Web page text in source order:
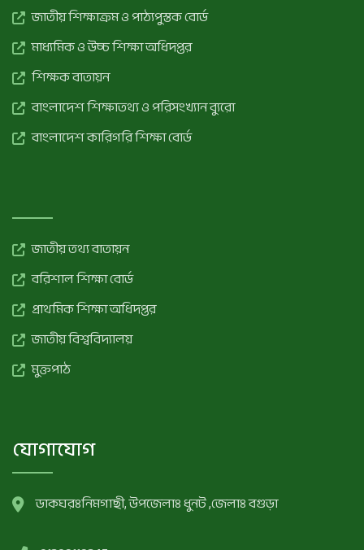
জাতীয় শিক্ষাক্রম ও পাঠ্যপুস্তক বোর্ড
মাধ্যমিক ও উচ্চ শিক্ষা অধিদপ্তর
শিক্ষক বাতায়ন
বাংলাদেশ শিক্ষাতথ্য ও পরিসংখ্যান ব্যুরো
বাংলাদেশ কারিগরি শিক্ষা বোর্ড
জাতীয় তথ্য বাতায়ন
বরিশাল শিক্ষা বোর্ড
প্রাথমিক শিক্ষা অধিদপ্তর
জাতীয় বিশ্ববিদ্যালয়
মুক্তপাঠ
যোগাযোগ
ডাকঘরঃনিমগাছী, উপজেলাঃ ধুনট ,জেলাঃ বগুড়া